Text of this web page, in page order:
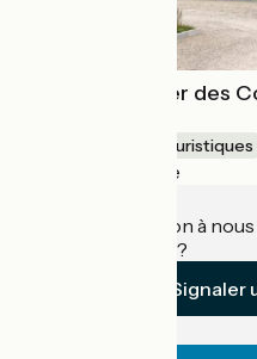
Le musée-atelier des
Musées et sites touristiques
Maisonsgoutte
Une information à
établissement ?
Signaler